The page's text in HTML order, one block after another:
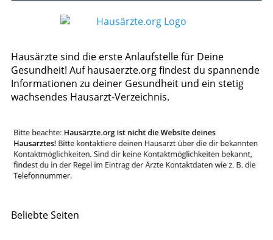
Hausärzte sind die erste Anlaufstelle für Deine
Gesundheit! Auf hausaerzte.org findest du spannende
Informationen zu deiner Gesundheit und ein stetig
wachsendes Hausarzt-Verzeichnis.
Beliebte Seiten